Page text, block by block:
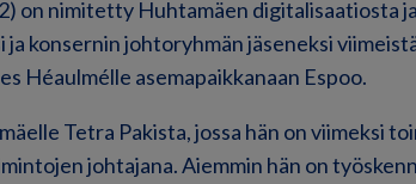
on nimitetty Huhtamäen digitalisaatiosta
ja konsernin johtoryhmän jäseneksi
Héaulmélle asemapaikkanaan Espoo.
Tetra Pakista, jossa hän on viimeksi
johtajana. Aiemmin hän on